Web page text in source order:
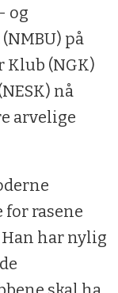
og
på
Klub (NGK)
nå
arvelige
for rasene
Han har nylig